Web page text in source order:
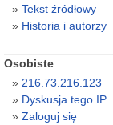
Tekst źródłowy
Historia i autorzy
Osobiste
216.73.216.123
Dyskusja tego IP
Zaloguj się